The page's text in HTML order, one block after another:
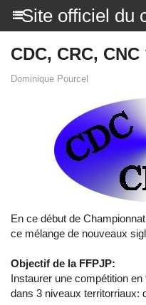
Site officiel du
CDC, CRC, CNC
Dominique Pourcel
En ce début de
ce mélange de nouveaux
Objectif de la FFPJP:
Instaurer une compétition
dans 3 niveaux territorriaux: